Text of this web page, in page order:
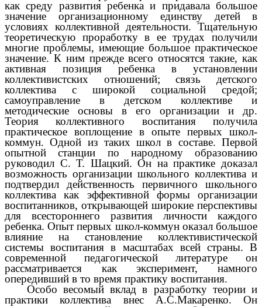
как среду развития ребенка и придавала большое
значение организационному единству детей в
условиях коллективной деятельности. Тщательную
теоретическую проработку в ее трудах получили
многие проблемы, имеющие большое практическое
значение. К ним прежде всего относятся такие, как
активная позиция ребенка в установлении
коллективистских отношений; связь детского
коллектива с широкой социальной средой;
самоуправление в детском коллективе и
методические основы в его организации и др.
Теория коллективного воспитания получила
практическое воплощение в опыте первых школ-
коммун. Одной из таких школ в составе. Первой
опытной станции по народному образованию
руководил С. Т. Шацкий. Он на практике доказал
возможность организации школьного коллектива и
подтвердил действенность первичного школьного
коллектива как эффективной формы организации
воспитанников, открывающей широкие перспективы
для всестороннего развития личности каждого
ребенка. Опыт первых школ-коммун оказал большое
влияние на становление коллективистической
системы воспитания в масштабах всей страны. В
современной педагогической литературе он
рассматривается как эксперимент, намного
опередивший в то время практику воспитания.
Особо весомый вклад в разработку теории и
практики коллектива внес А.С.Макаренко. Он